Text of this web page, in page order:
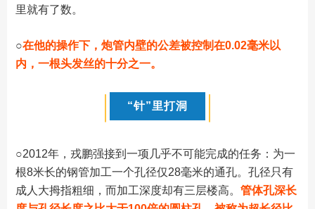
里就有了数。
○在他的操作下，炮管内壁的公差被控制在0.02毫米以
内，一根头发丝的十分之一。
“针”里打洞
○2012年，戎鹏强接到一项几乎不可能完成的任务：为一
根8米长的钢管加工一个孔径仅28毫米的通孔。孔径只有
成人大拇指粗细，而加工深度却有三层楼高。 管体孔深长